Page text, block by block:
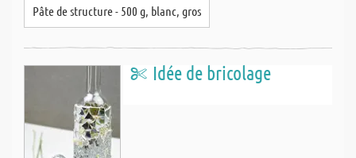
Pâte de structure - 500 g, blanc, gros
Idée de bricolage